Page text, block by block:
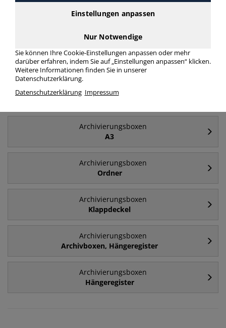
Archivierungsboxen
Archivierungsboxen
Deckel
Archivierungsboxen
Archivierungsboxen
A3
Archivierungsboxen
Ordner
Archivierungsboxen
Klappdeckel
Archivierungsboxen
Archivboxen, Hängeregister
Archivierungsboxen
Hängeregister
Einstellungen anpassen
Nur Notwendige
Sie können Ihre Cookie-Einstellungen anpassen oder mehr
darüber erfahren, indem Sie auf „Einstellungen anpassen“ klicken.
Weitere Informationen finden Sie in unserer
Datenschutzerklärung.
Datenschutzerklärung Impressum